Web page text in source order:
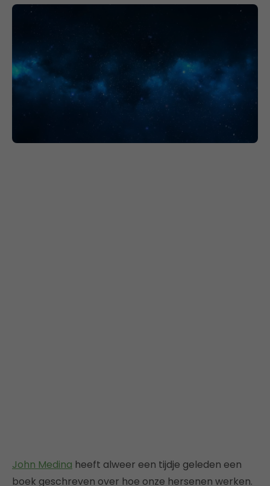
John Medina heeft alweer een tijdje geleden een
boek geschreven over hoe onze hersenen werken.